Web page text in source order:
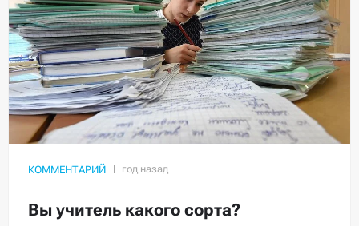
КОММЕНТАРИЙ
Вы учитель какого сорта?